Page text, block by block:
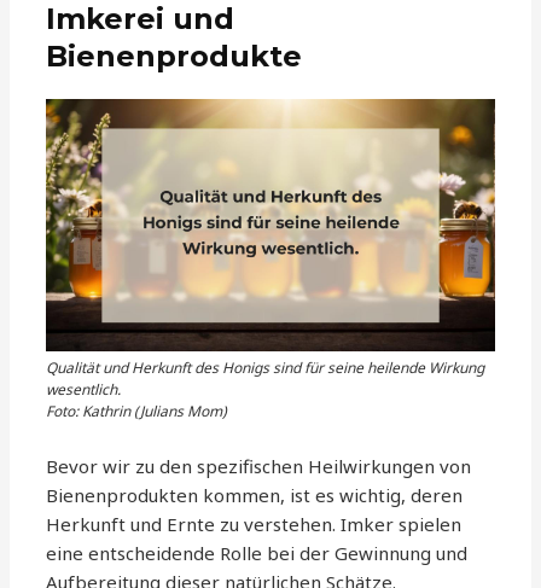
Imkerei und
Bienenprodukte
Qualität und Herkunft des Honigs sind für seine heilende Wirkung
wesentlich.
Foto: Kathrin (Julians Mom)
Bevor wir zu den spezifischen Heilwirkungen von
Bienenprodukten kommen, ist es wichtig, deren
Herkunft und Ernte zu verstehen. Imker spielen
eine entscheidende Rolle bei der Gewinnung und
Aufbereitung dieser natürlichen Schätze.